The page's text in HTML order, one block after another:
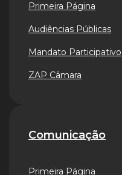
Primeira Página
Audiências Públicas
Mandato Participativo
ZAP Câmara
Comunicação
Primeira Página